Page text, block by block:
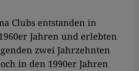
Clubs entstanden in
Jahren und erlebten
zwei Jahrzehnten
in den 1990er Jahren